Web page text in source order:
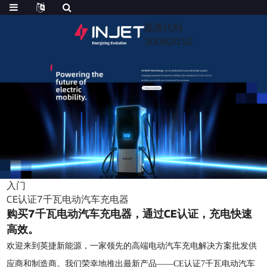
股票代码
300820.SZ
入门
CE认证7千瓦电动汽车充电器
购买7千瓦电动汽车充电器，通过CE认证，充电快速
高效。
欢迎来到英捷新能源，一家领先的高端电动汽车充电解决方案批发供
应商和制造商。我们荣幸地推出最新产品——CE认证7千瓦电动汽车